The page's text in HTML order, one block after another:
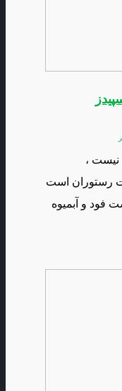
،
است
و آبمیوه